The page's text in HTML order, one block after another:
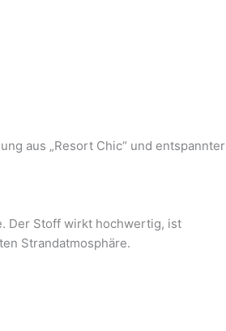
aus „Resort Chic“ und entspannter
Der Stoff wirkt hochwertig, ist
Strandatmosphäre.